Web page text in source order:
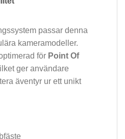
passar denna
kameramodeller.
för Point Of
ger användare
äventyr ur ett unikt